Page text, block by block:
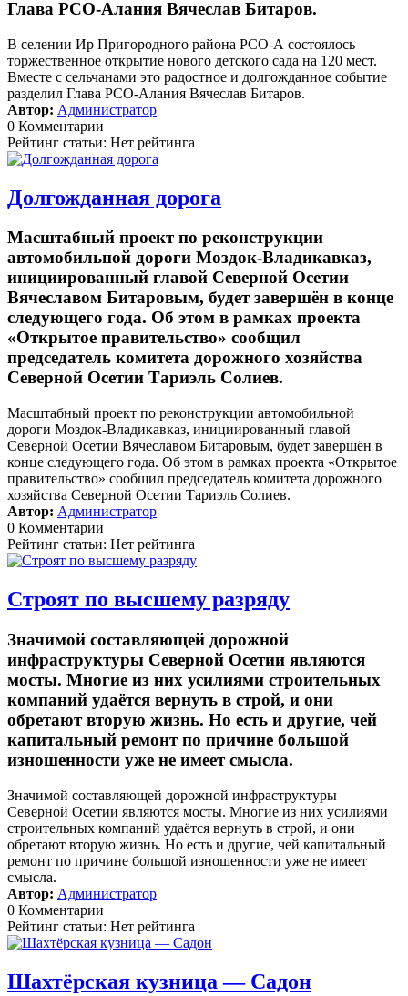
Глава РСО-Алания Вячеслав Битаров.
В селении Ир Пригородного района РСО-А состоялось
торжественное открытие нового детского сада на 120 мест.
Вместе с сельчанами это радостное и долгожданное событие
разделил Глава РСО-Алания Вячеслав Битаров.
Автор: Администратор
0 Комментарии
Рейтинг статьи: Нет рейтинга
Долгожданная дорога
Масштабный проект по реконструкции
автомобильной дороги Моздок-Владикавказ,
инициированный главой Северной Осетии
Вячеславом Битаровым, будет завершён в конце
следующего года. Об этом в рамках проекта
«Открытое правительство» сообщил
председатель комитета дорожного хозяйства
Северной Осетии Тариэль Солиев.
Масштабный проект по реконструкции автомобильной
дороги Моздок-Владикавказ, инициированный главой
Северной Осетии Вячеславом Битаровым, будет завершён в
конце следующего года. Об этом в рамках проекта «Открытое
правительство» сообщил председатель комитета дорожного
хозяйства Северной Осетии Тариэль Солиев.
Автор: Администратор
0 Комментарии
Рейтинг статьи: Нет рейтинга
Строят по высшему разряду
Значимой составляющей дорожной
инфраструктуры Северной Осетии являются
мосты. Многие из них усилиями строительных
компаний удаётся вернуть в строй, и они
обретают вторую жизнь. Но есть и другие, чей
капитальный ремонт по причине большой
изношенности уже не имеет смысла.
Значимой составляющей дорожной инфраструктуры
Северной Осетии являются мосты. Многие из них усилиями
строительных компаний удаётся вернуть в строй, и они
обретают вторую жизнь. Но есть и другие, чей капитальный
ремонт по причине большой изношенности уже не имеет
смысла.
Автор: Администратор
0 Комментарии
Рейтинг статьи: Нет рейтинга
Шахтёрская кузница — Садон